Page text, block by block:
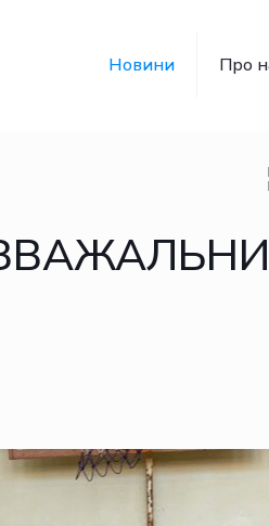
Новини Про